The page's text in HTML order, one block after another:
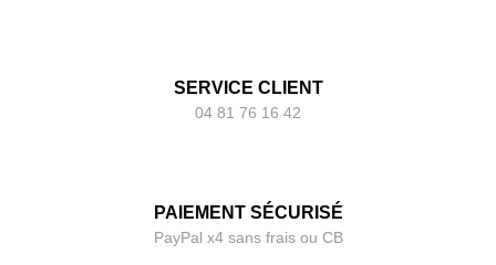
SERVICE CLIENT
04 81 76 16 42
PAIEMENT SÉCURISÉ
PayPal x4 sans frais ou CB